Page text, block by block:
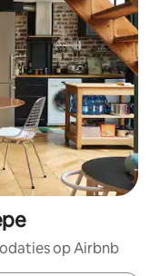
op Airbnb